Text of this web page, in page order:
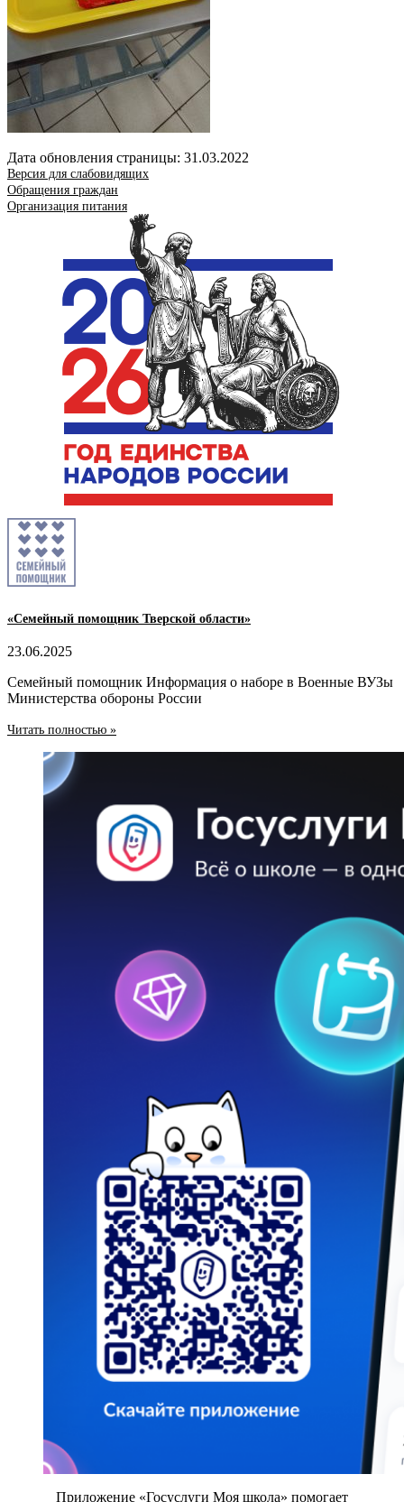
Дата обновления страницы: 31.03.2022
Версия для слабовидящих
Обращения граждан
Организация питания
«Семейный помощник Тверской области»
23.06.2025
Семейный помощник Информация о наборе в Военные ВУЗы
Министерства обороны России
Читать полностью »
Приложение «Госуслуги Моя школа» помогает